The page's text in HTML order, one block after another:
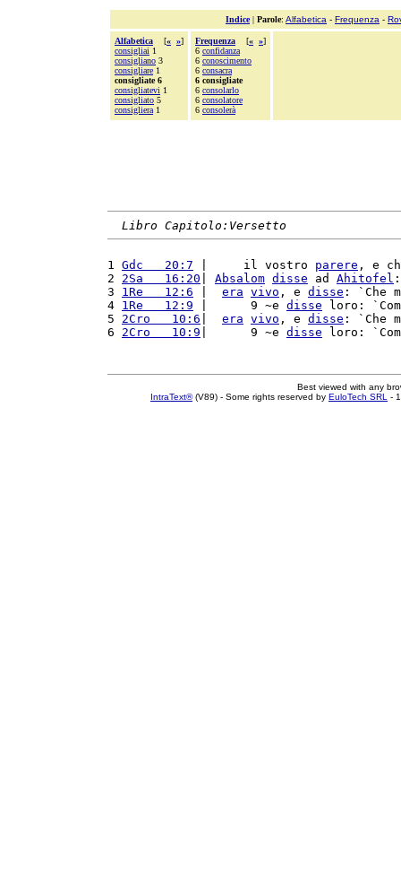
Indice| Parole: Alfabetica - Frequenza -
Alfabetica [« »]
consigliai 1
consigliano 3
consigliare 1
consigliate 6
consigliatevi 1
consigliato 5
consigliera 1
Frequenza [« »]
6 confidanza
6 conoscimento
6 consacra
6 consigliate
6 consolarlo
6 consolatore
6 consolerà
Libro Capitolo:Versetto
1 Gdc   20:7 |     il vostro parere , e
2 2Sa   16:20 Absalom disse ad Ahitofel
3 1Re   12:6 era vivo , e disse : `Che
4 1Re   12:9 |      9 ~e disse loro:
5 2Cro   10:6 era vivo , e disse : `Che
6 2Cro   10:9 |      9 ~e disse loro:
Best viewed with any
IntraText®(V89) - Some rights reserved by EuloTech SRL -